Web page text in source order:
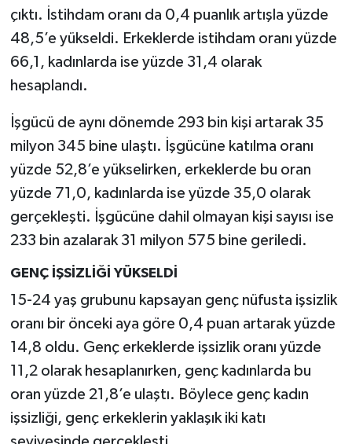
çıktı. İstihdam oranı da 0,4 puanlık artışla yüzde
48,5’e yükseldi. Erkeklerde istihdam oranı yüzde
66,1, kadınlarda ise yüzde 31,4 olarak
hesaplandı.
İşgücü de aynı dönemde 293 bin kişi artarak 35
milyon 345 bine ulaştı. İşgücüne katılma oranı
yüzde 52,8’e yükselirken, erkeklerde bu oran
yüzde 71,0, kadınlarda ise yüzde 35,0 olarak
gerçekleşti. İşgücüne dahil olmayan kişi sayısı ise
233 bin azalarak 31 milyon 575 bine geriledi.
GENÇ İŞSİZLİĞİ YÜKSELDİ
15-24 yaş grubunu kapsayan genç nüfusta işsizlik
oranı bir önceki aya göre 0,4 puan artarak yüzde
14,8 oldu. Genç erkeklerde işsizlik oranı yüzde
11,2 olarak hesaplanırken, genç kadınlarda bu
oran yüzde 21,8’e ulaştı. Böylece genç kadın
işsizliği, genç erkeklerin yaklaşık iki katı